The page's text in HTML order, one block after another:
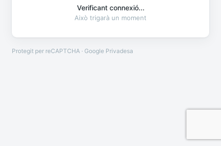
Verificant connexió...
Això trigarà un moment
Protegit per reCAPTCHA · Google Privadesa